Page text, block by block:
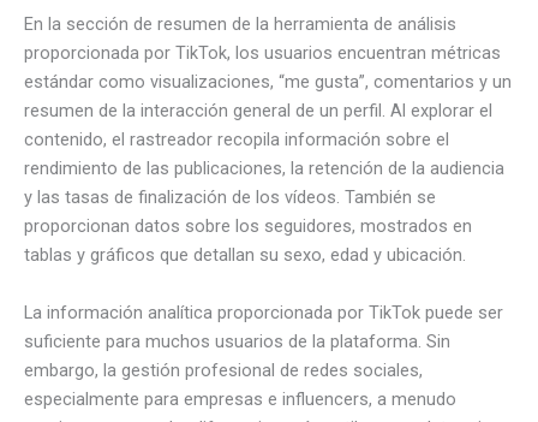
En la sección de resumen de la herramienta de análisis
proporcionada por TikTok, los usuarios encuentran métricas
estándar como visualizaciones, “me gusta”, comentarios y un
resumen de la interacción general de un perfil. Al explorar el
contenido, el rastreador recopila información sobre el
rendimiento de las publicaciones, la retención de la audiencia
y las tasas de finalización de los vídeos. También se
proporcionan datos sobre los seguidores, mostrados en
tablas y gráficos que detallan su sexo, edad y ubicación.
La información analítica proporcionada por TikTok puede ser
suficiente para muchos usuarios de la plataforma. Sin
embargo, la gestión profesional de redes sociales,
especialmente para empresas e influencers, a menudo